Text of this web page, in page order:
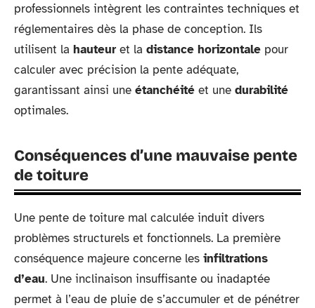
professionnels intègrent les contraintes techniques et
réglementaires dès la phase de conception. Ils
utilisent la hauteur et la distance horizontale pour
calculer avec précision la pente adéquate,
garantissant ainsi une étanchéité et une durabilité
optimales.
Conséquences d’une mauvaise pente
de toiture
Une pente de toiture mal calculée induit divers
problèmes structurels et fonctionnels. La première
conséquence majeure concerne les infiltrations
d’eau. Une inclinaison insuffisante ou inadaptée
permet à l’eau de pluie de s’accumuler et de pénétrer